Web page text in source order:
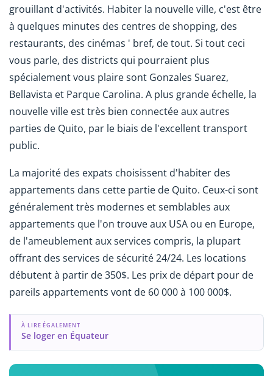
grouillant d'activités. Habiter la nouvelle ville, c'est être
à quelques minutes des centres de shopping, des
restaurants, des cinémas ' bref, de tout. Si tout ceci
vous parle, des districts qui pourraient plus
spécialement vous plaire sont Gonzales Suarez,
Bellavista et Parque Carolina. A plus grande échelle, la
nouvelle ville est très bien connectée aux autres
parties de Quito, par le biais de l'excellent transport
public.
La majorité des expats choisissent d'habiter des
appartements dans cette partie de Quito. Ceux-ci sont
généralement très modernes et semblables aux
appartements que l'on trouve aux USA ou en Europe,
de l'ameublement aux services compris, la plupart
offrant des services de sécurité 24/24. Les locations
débutent à partir de 350$. Les prix de départ pour de
pareils appartements vont de 60 000 à 100 000$.
À LIRE ÉGALEMENT
Se loger en Équateur